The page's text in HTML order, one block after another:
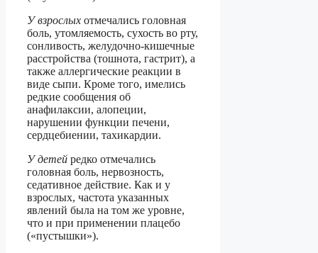
У взрослых отмечались головная
боль, утомляемость, сухость во рту,
сонливость, желудочно-кишечные
расстройства (тошнота, гастрит), а
также аллергические реакции в
виде сыпи. Кроме того, имелись
редкие сообщения об
анафилаксии, алопеции,
нарушении функции печени,
сердцебиении, тахикардии.
У детей редко отмечались
головная боль, нервозность,
седативное действие. Как и у
взрослых, частота указанных
явлений была на том же уровне,
что и при применении плацебо
(«пустышки»).